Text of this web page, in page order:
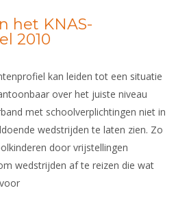
het KNAS-
2010
kan leiden tot een situatie
over het juiste niveau
met schoolverplichtingen niet in
wedstrijden te laten zien. Zo
door vrijstellingen
wedstrijden af te reizen die wat